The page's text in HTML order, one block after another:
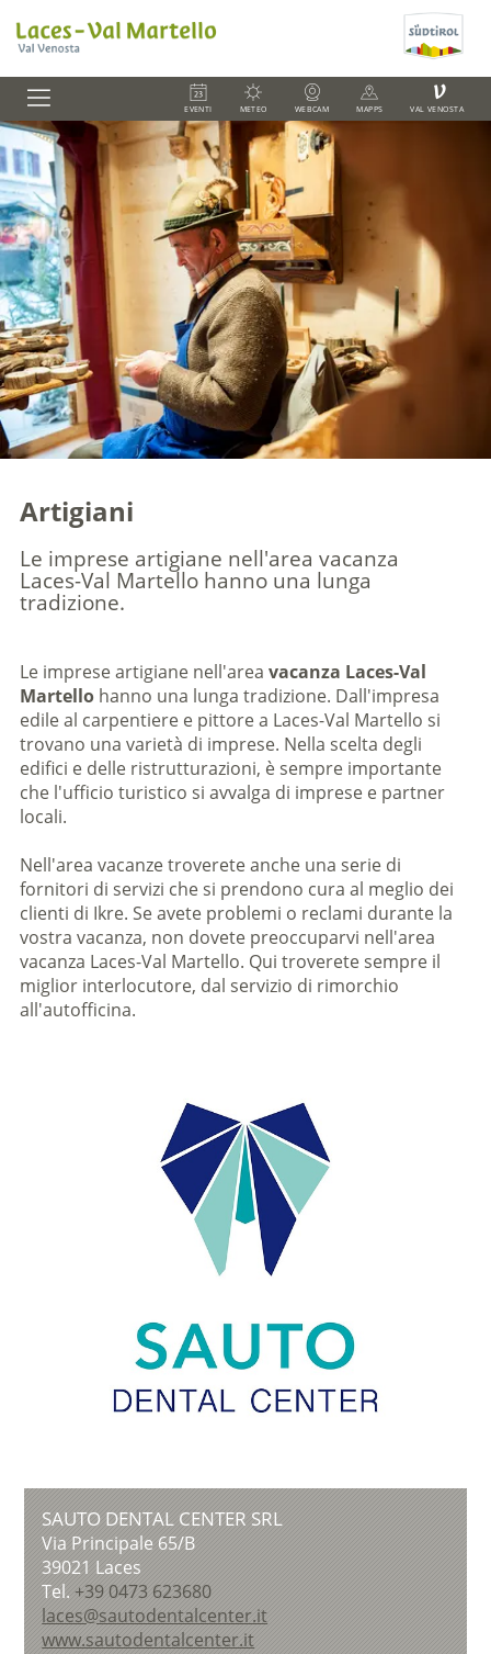
EVENTI METEO WEBCAM MAPPS
V
VAL VENOSTA
Artigiani
Le imprese artigiane nell'area vacanza
Laces-Val Martello hanno una lunga
tradizione.
Le imprese artigiane nell'area vacanza Laces-Val
Martellohanno una lunga tradizione. Dall'impresa
edile al carpentiere e pittore a Laces-Val Martello si
trovano una varietà di imprese. Nella scelta degli
edifici e delle ristrutturazioni, è sempre importante
che l'ufficio turistico si avvalga di imprese e partner
locali.
Nell'area vacanze troverete anche una serie di
fornitori di servizi che si prendono cura al meglio dei
clienti di Ikre. Se avete problemi o reclami durante la
vostra vacanza, non dovete preoccuparvi nell'area
vacanza Laces-Val Martello. Qui troverete sempre il
miglior interlocutore, dal servizio di rimorchio
all'autofficina.
SAUTO DENTAL CENTER SRL
Via Principale 65/B
39021 Laces
Tel. +39 0473 623680
laces@sautodentalcenter.it
www.sautodentalcenter.it